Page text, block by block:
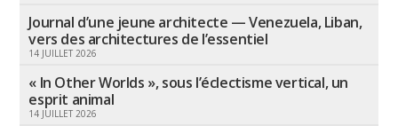
Journal d’une jeune architecte — Venezuela, Liban,
vers des architectures de l’essentiel
14 JUILLET 2026
« In Other Worlds », sous l’éclectisme vertical, un
esprit animal
14 JUILLET 2026